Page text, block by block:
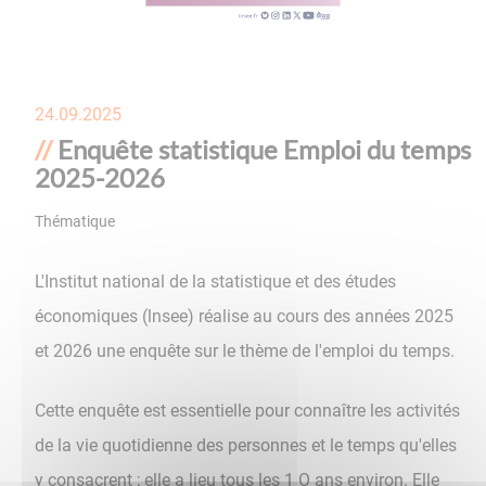
24.09.2025
Enquête statistique Emploi du temps
2025-2026
Thématique
L'Institut national de la statistique et des études
économiques (lnsee) réalise au cours des années 2025
et 2026 une enquête sur le thème de l'emploi du temps.
Cette enquête est essentielle pour connaître les activités
de la vie quotidienne des personnes et le temps qu'elles
y consacrent ; elle a lieu tous les 1 O ans environ. Elle